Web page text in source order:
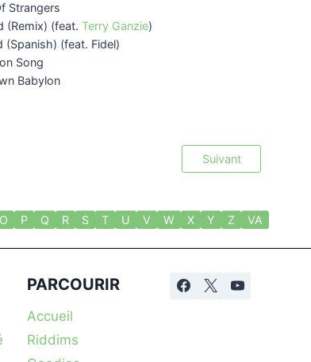
Strangers
(Remix) (feat.Terry Ganzie)
(Spanish) (feat. Fidel)
Song
Babylon
Suivant
O P Q R S T U V W X Y Z VA
PARCOURIR
Accueil
Riddims